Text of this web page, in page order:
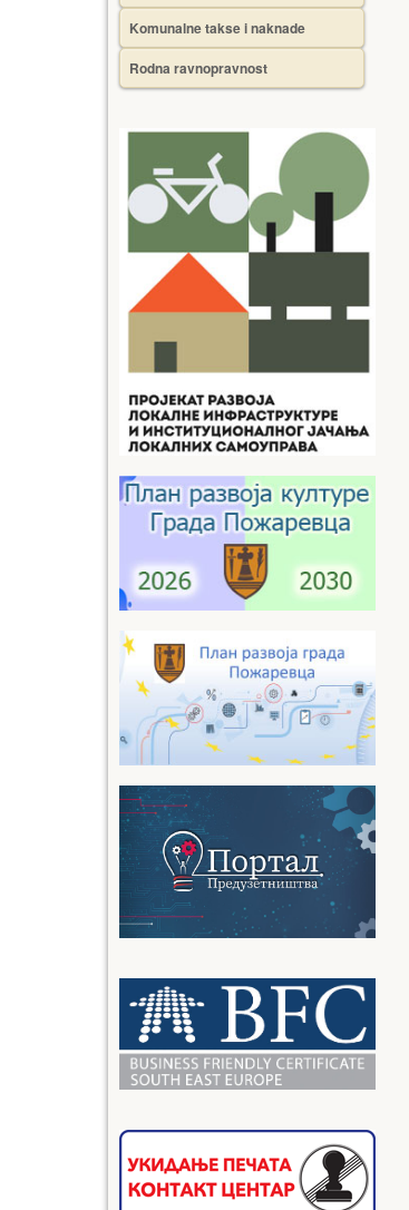
Komunalne takse i naknade
Rodna ravnopravnost